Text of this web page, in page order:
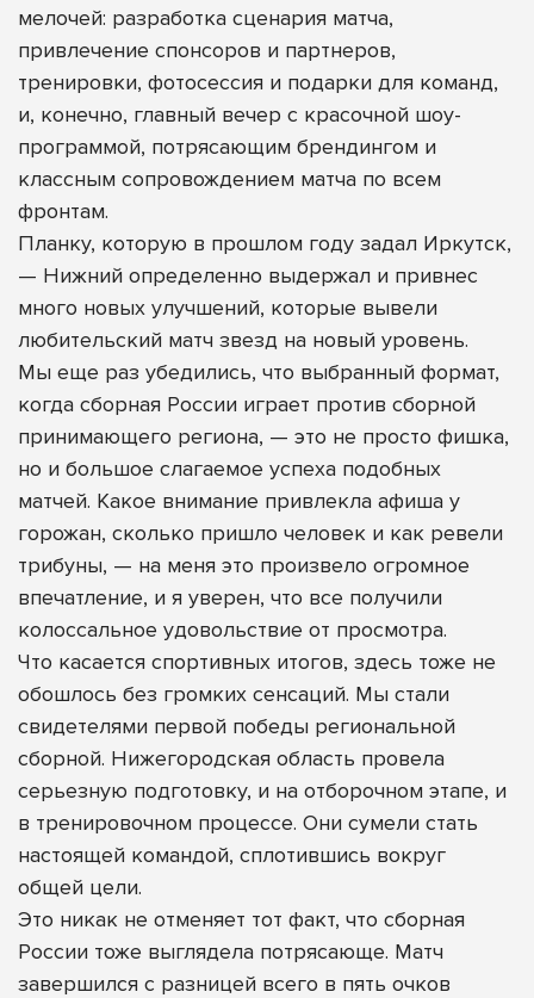
мелочей: разработка сценария матча,
привлечение спонсоров и партнеров,
тренировки, фотосессия и подарки для команд,
и, конечно, главный вечер с красочной шоу-
программой, потрясающим брендингом и
классным сопровождением матча по всем
фронтам.
Планку, которую в прошлом году задал Иркутск,
— Нижний определенно выдержал и привнес
много новых улучшений, которые вывели
любительский матч звезд на новый уровень.
Мы еще раз убедились, что выбранный формат,
когда сборная России играет против сборной
принимающего региона, — это не просто фишка,
но и большое слагаемое успеха подобных
матчей. Какое внимание привлекла афиша у
горожан, сколько пришло человек и как ревели
трибуны, — на меня это произвело огромное
впечатление, и я уверен, что все получили
колоссальное удовольствие от просмотра.
Что касается спортивных итогов, здесь тоже не
обошлось без громких сенсаций. Мы стали
свидетелями первой победы региональной
сборной. Нижегородская область провела
серьезную подготовку, и на отборочном этапе, и
в тренировочном процессе. Они сумели стать
настоящей командой, сплотившись вокруг
общей цели.
Это никак не отменяет тот факт, что сборная
России тоже выглядела потрясающе. Матч
завершился с разницей всего в пять очков